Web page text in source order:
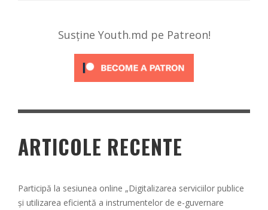
Susține Youth.md pe Patreon!
ARTICOLE RECENTE
Participă la sesiunea online „Digitalizarea serviciilor publice
și utilizarea eficientă a instrumentelor de e-guvernare